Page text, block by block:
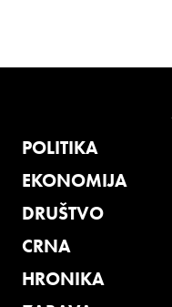
POLITIKA
EKONOMIJA
DRUŠTVO
CRNA
HRONIKA